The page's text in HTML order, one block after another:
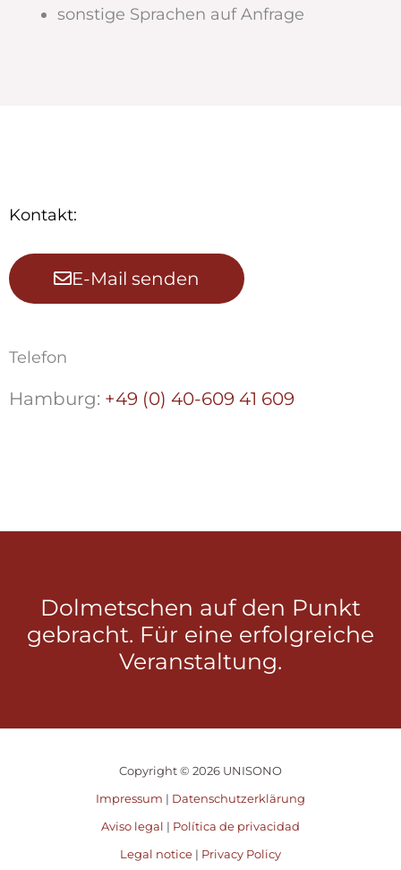
sonstige Sprachen auf Anfrage
Kontakt:
E-Mail senden
Telefon
Hamburg: +49 (0) 40-609 41 609
Dolmetschen auf den Punkt
gebracht. Für eine erfolgreiche
Veranstaltung.
Copyright © 2026 UNISONO
Impressum | Datenschutzerklärung
Aviso legal | Política de privacidad
Legal notice | Privacy Policy